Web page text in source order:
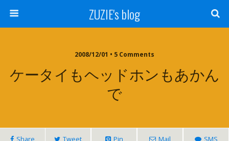
ZUZIE's blog
2008/12/01 • 5 Comments
ケータイもヘッドホンもあかん
で
Share Tweet Pin Mail SMS